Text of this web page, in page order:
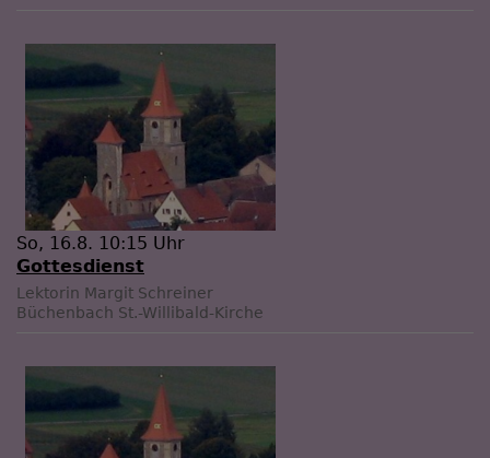
So, 16.8. 10:15 Uhr
Gottesdienst
Lektorin Margit Schreiner
Büchenbach St.-Willibald-Kirche